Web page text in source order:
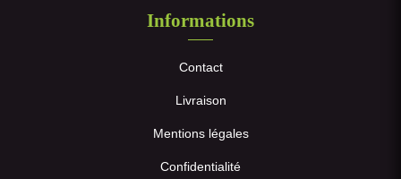
Informations
Contact
Livraison
Mentions légales
Confidentialité